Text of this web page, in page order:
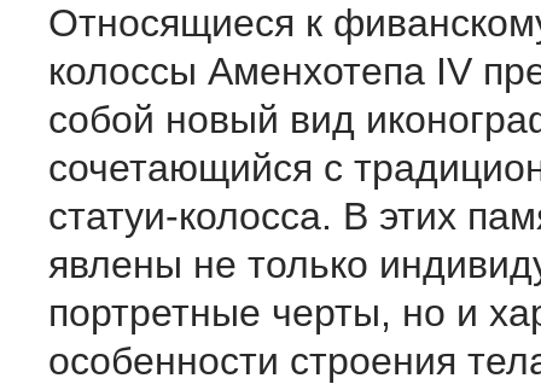
Относящиеся к
колоссы Аменхо­тепа IV
собой новый вид
сочета­ющийся с
ста­туи-колосса. В этих
явлены не только
портретные черты, но и
особенности строения